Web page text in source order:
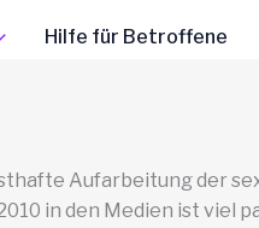
Hilfe für Betroffene
Aufarbeitung der
in den Medien ist viel